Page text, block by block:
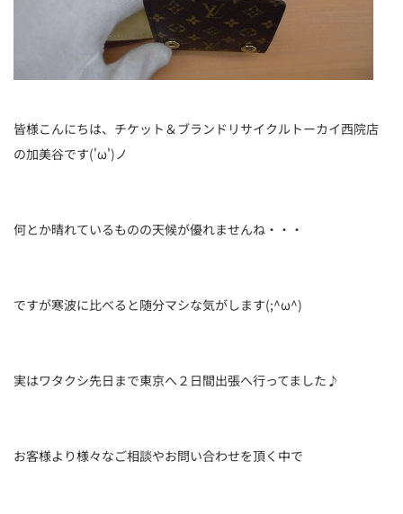
皆様こんにちは、チケット＆ブランドリサイクルトーカイ西院店
の加美谷です('ω')ノ
何とか晴れているものの天候が優れませんね・・・
ですが寒波に比べると随分マシな気がします(;^ω^)
実はワタクシ先日まで東京へ２日間出張へ行ってました♪
お客様より様々なご相談やお問い合わせを頂く中で